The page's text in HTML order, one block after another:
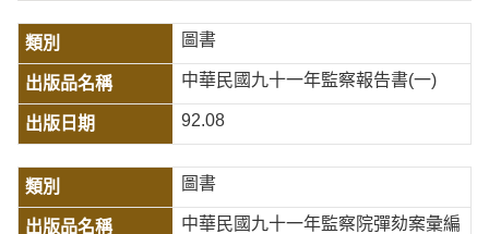
圖書
中華民國九十一年監察報告書(一)
92.08
圖書
中華民國九十一年監察院彈劾案彙編